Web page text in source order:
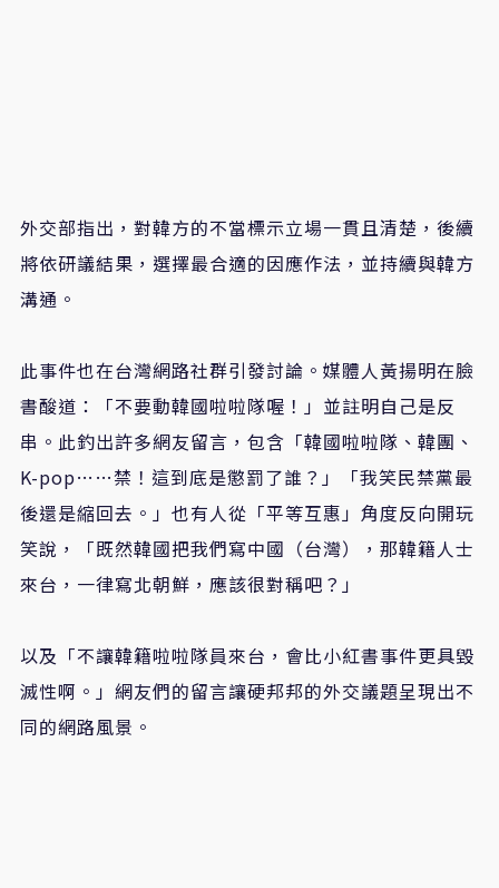
外交部指出，對韓方的不當標示立場一貫且清楚，後續
將依研議結果，選擇最合適的因應作法，並持續與韓方
溝通。
此事件也在台灣網路社群引發討論。媒體人黃揚明在臉
書酸道：「不要動韓國啦啦隊喔！」並註明自己是反
串。此釣出許多網友留言，包含「韓國啦啦隊、韓團、
K-pop……禁！這到底是懲罰了誰？」「我笑民禁黨最
後還是縮回去。」也有人從「平等互惠」角度反向開玩
笑說，「既然韓國把我們寫中國（台灣），那韓籍人士
來台，一律寫北朝鮮，應該很對稱吧？」
以及「不讓韓籍啦啦隊員來台，會比小紅書事件更具毀
滅性啊。」網友們的留言讓硬邦邦的外交議題呈現出不
同的網路風景。